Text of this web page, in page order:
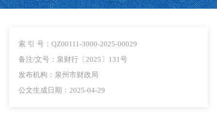
索 引 号：QZ00111-3000-2025-00029
备注/文号：泉财行〔2025〕131号
发布机构：泉州市财政局
公文生成日期：2025-04-29